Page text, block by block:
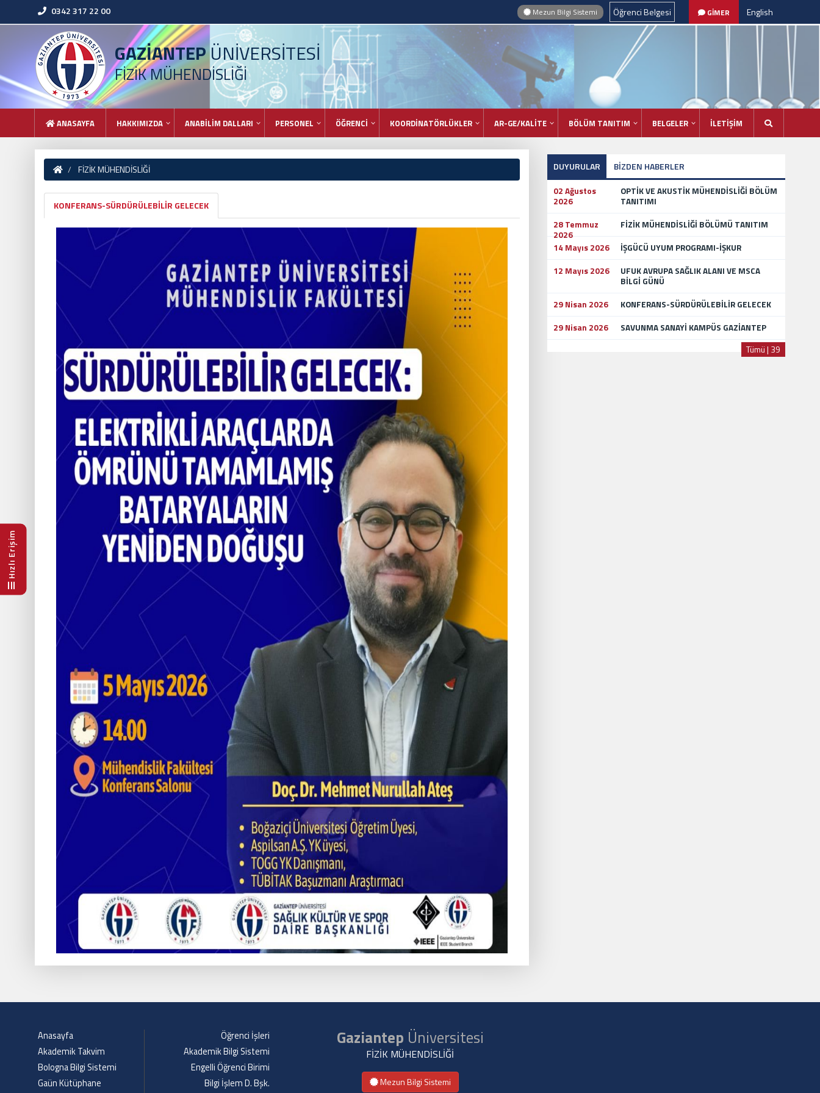
Hızlı Erişim
0342 317 22 00 Öğrenci Belgesi
Mezun Bilgi Sistemi GİMER English
GAZİANTEPÜNİVERSİTESİ
FİZİK MÜHENDİSLİĞİ
ANASAYFA HAKKIMIZDA ANABİLİM DALLARI PERSONEL ÖĞRENCİ KOORDİNATÖRLÜKLER AR-GE/KALİTE BÖLÜM TANITIM BELGELER İLETİŞİM
FİZİK MÜHENDİSLİĞİ
KONFERANS-SÜRDÜRÜLEBİLİR GELECEK
DUYURULAR BİZDEN HABERLER
02 Ağustos
2026
OPTİK VE AKUSTİK MÜHENDİSLİĞİ BÖLÜM
TANITIMI
28 Temmuz
2026
FİZİK MÜHENDİSLİĞİ BÖLÜMÜ TANITIM
14 Mayıs 2026
İŞGÜCÜ UYUM PROGRAMI-İŞKUR
12 Mayıs 2026
UFUK AVRUPA SAĞLIK ALANI VE MSCA
BİLGİ GÜNÜ
29 Nisan 2026
KONFERANS-SÜRDÜRÜLEBİLİR GELECEK
29 Nisan 2026
SAVUNMA SANAYİ KAMPÜS GAZİANTEP
Tümü | 39
Anasayfa
Akademik Takvim
Bologna Bilgi Sistemi
Gaün Kütüphane
Öğrenci İşleri
Akademik Bilgi Sistemi
Engelli Öğrenci Birimi
Bilgi İşlem D. Bşk.
Gaziantep Üniversitesi
FİZİK MÜHENDİSLİĞİ
Mezun Bilgi Sistemi